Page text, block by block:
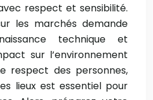
respect et sensibilité.
les marchés demande
technique et
sur l’environnement
respect des personnes,
lieux est essentiel pour